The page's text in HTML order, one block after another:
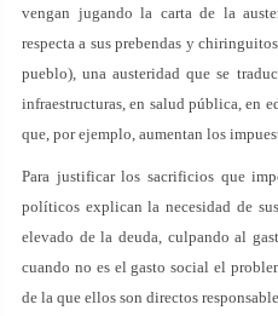
vengan jugando la carta de la
respecta a sus prebendas y
pueblo), una austeridad que se
infraestructuras, en salud pública, en
que, por ejemplo, aumentan los
Para justificar los sacrificios que
políticos explican la necesidad de
elevado de la deuda, culpando al
cuando no es el gasto social el
de la que ellos son directos